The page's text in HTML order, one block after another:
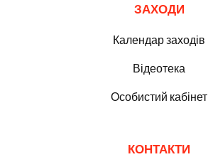
ЗАХОДИ
Календар заходів
Відеотека
Особистий кабінет
КОНТАКТИ